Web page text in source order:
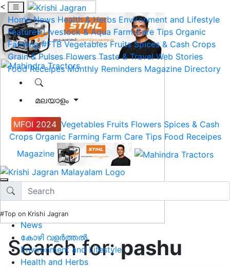
<
Home News Health & Herbs Environment and Lifestyle
Features Livestock & Aqua Farm Care Tips Organic
Farming #FTB Vegetables Fruits Spices & Cash Crops
Grain & Pulses Flowers Taste & Travel Web Stories
Food Receipes Monthly Reminders Magazine Directory
മലയാളം
MFOI 2024 Vegetables Fruits Flowers Spices & Cash
Crops Organic Farming Farm Care Tips Food Receipes
Magazine
#Top on Krishi Jagran
News
കോഴി വളർത്തൽ
Environment and Lifestyle
Health and Herbs
Search for:pashu